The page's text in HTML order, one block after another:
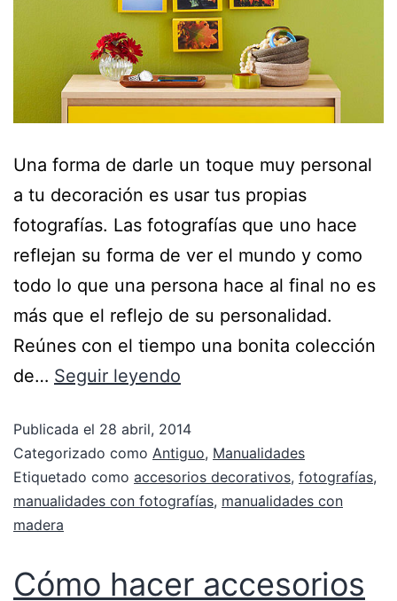
Una forma de darle un toque muy personal
a tu decoración es usar tus propias
fotografías. Las fotografías que uno hace
reflejan su forma de ver el mundo y como
todo lo que una persona hace al final no es
más que el reflejo de su personalidad.
Reúnes con el tiempo una bonita colección
de… Seguir leyendo
Publicada el 28 abril, 2014
Categorizado como Antiguo, Manualidades
Etiquetado como accesorios decorativos, fotografías,
manualidades con fotografías, manualidades con
madera
Cómo hacer accesorios